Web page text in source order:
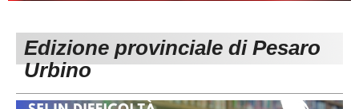
Carica la tua Rosa
1^ CATEGORIA
Edizione provinciale di Pesaro
Urbino